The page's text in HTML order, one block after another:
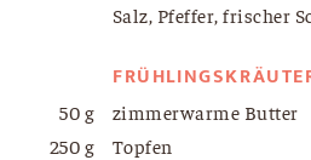
Salz, Pfeffer, frischer
50 g
zimmerwarme Butter
250 g
Topfen